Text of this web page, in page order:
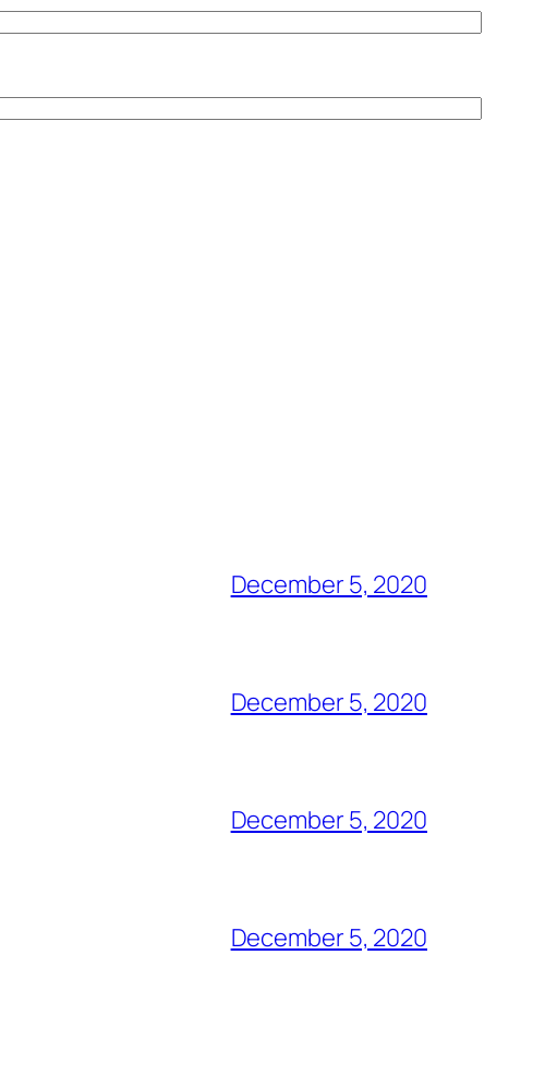
December 5, 2020
December 5, 2020
December 5, 2020
December 5, 2020